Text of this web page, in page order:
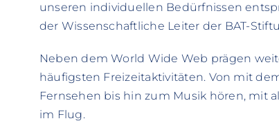
unseren individuellen Bedürfnissen
der Wissenschaftliche Leiter der BAT-
Neben dem World Wide Web prägen
häufigsten Freizeitaktivitäten. Von mit
Fernsehen bis hin zum Musik hören, mit
im Flug.